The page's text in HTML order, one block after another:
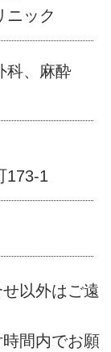
ニック
科、麻酔
173-1
以外はご遠
間内でお願